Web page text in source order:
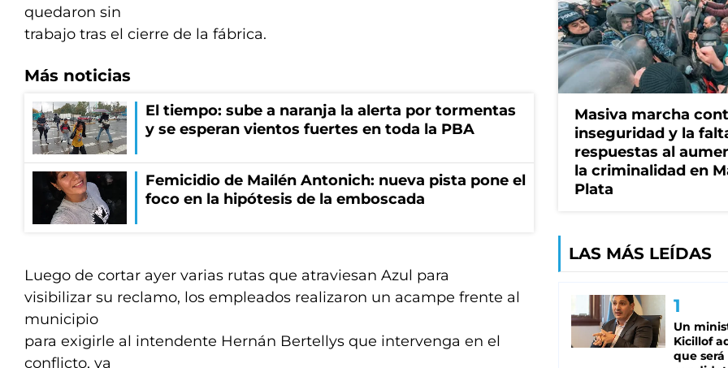
quedaron sin
trabajo tras el cierre de la fábrica.
Más noticias
El tiempo: sube a naranja la alerta por tormentas
y se esperan vientos fuertes en toda la PBA
Femicidio de Mailén Antonich: nueva pista pone el
foco en la hipótesis de la emboscada
Luego de cortar ayer varias rutas que atraviesan Azul para
visibilizar su reclamo, los empleados realizaron un acampe frente al
municipio
para exigirle al intendente Hernán Bertellys que intervenga en el
conflicto, ya
Masiva marcha
inseguridad y la
respuestas al
la criminalidad en
Plata
LAS MÁS LEÍDAS
Un
Kicillof
que será